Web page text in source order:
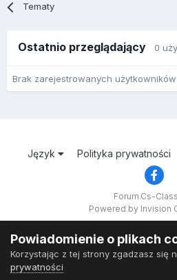
Tematy
Ostatnio przeglądający 0
Brak zarejestrowanych
Język Polityka prywatności
Forum.Cs-
Powered by Invision
Powiadomienie o plikach
Korzystając z tej strony zgadzasz się
prywatności